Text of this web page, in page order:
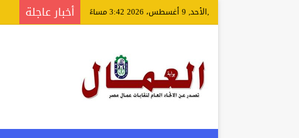
,الأحد, 9 أغسطس، 2026 3:42 مساءً أخبار عاجلة